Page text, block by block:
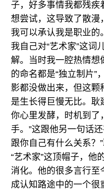
子，好多事情我都残疾
想尝试，这导致了散漫
我可以承认我是职业的
我自己对“艺术家”这词
解。当时我一腔热情想
的命名都是“独立制片”
影都没做出来，但这
是生长得巨慢无比。耿
你心里发酵，时机到了
手。”这跟他另一句话
跟你自己有什么关系？
“艺术家”这顶帽子，他
消化。他的很多言行
成认知路途中的一个很